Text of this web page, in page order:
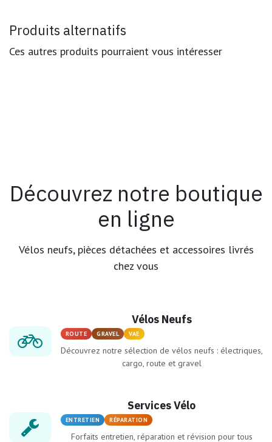
Produits alternatifs
Ces autres produits pourraient vous intéresser
Découvrez notre boutique
en ligne
Vélos neufs, pièces détachées et accessoires livrés
chez vous
Vélos Neufs
ROUTE GRAVEL VAE
Découvrez notre sélection de vélos neufs : électriques,
cargo, route et gravel
Services Vélo
ENTRETIEN RÉPARATION
Forfaits entretien, réparation et révision pour tous